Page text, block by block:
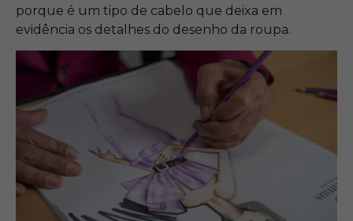
porque é um tipo de cabelo que deixa em
evidência os detalhes do desenho da roupa.